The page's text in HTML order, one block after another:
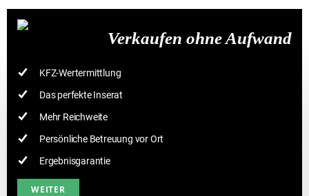
Verkaufen ohne Aufwand
KFZ-Wertermittlung
Das perfekte Inserat
Mehr Reichweite
Persönliche Betreuung vor Ort
Ergebnisgarantie
WEITER
WEITER